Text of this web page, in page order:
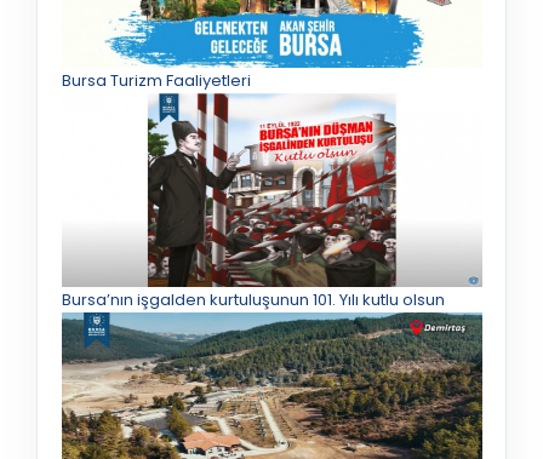
Bursa Turizm Faaliyetleri
Bursa’nın işgalden kurtuluşunun 101. Yılı kutlu olsun